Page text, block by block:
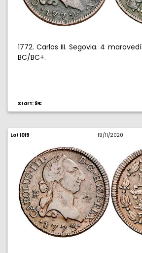
1772. Carlos III. Segovia. 4
BC/BC+.
Start: 9€
Lot 1019 19/11/2020